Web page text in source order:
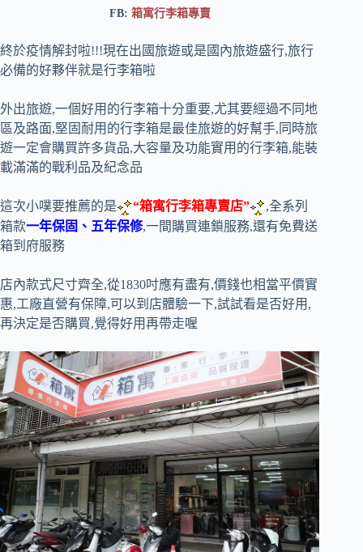
FB: 箱寓行李箱專賣
終於疫情解封啦!!!現在出國旅遊或是國內旅遊盛行,旅行
必備的好夥伴就是行李箱啦
外出旅遊,一個好用的行李箱十分重要,尤其要經過不同地
區及路面,堅固耐用的行李箱是最佳旅遊的好幫手,同時旅
遊一定會購買許多貨品,大容量及功能實用的行李箱,能裝
載滿滿的戰利品及紀念品
這次小噗要推薦的是 “箱寓行李箱專賣店”
,全系列
箱款一年保固、五年保修,一間購買連鎖服務,還有免費送
箱到府服務
店內款式尺寸齊全,從1830吋應有盡有,價錢也相當平價實
惠,工廠直營有保障,可以到店體驗一下,試試看是否好用,
再決定是否購買,覺得好用再帶走喔